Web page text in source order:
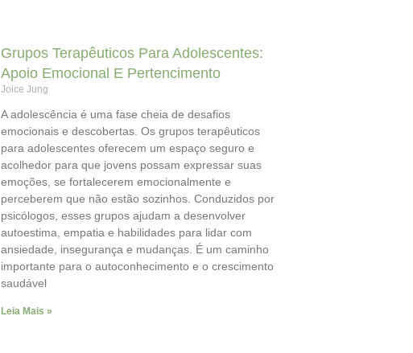
Grupos Terapêuticos Para Adolescentes:
Apoio Emocional E Pertencimento
Joice Jung
A adolescência é uma fase cheia de desafios
emocionais e descobertas. Os grupos terapêuticos
para adolescentes oferecem um espaço seguro e
acolhedor para que jovens possam expressar suas
emoções, se fortalecerem emocionalmente e
perceberem que não estão sozinhos. Conduzidos por
psicólogos, esses grupos ajudam a desenvolver
autoestima, empatia e habilidades para lidar com
ansiedade, insegurança e mudanças. É um caminho
importante para o autoconhecimento e o crescimento
saudável
Leia Mais »